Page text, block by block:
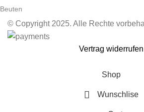
Beuten
© Copyright 2025. Alle Rechte
Vertrag widerrufen
Shop
Wunschlise